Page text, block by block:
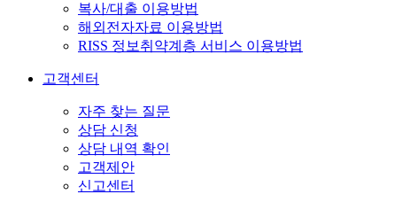
복사/대출 이용방법
해외전자자료 이용방법
RISS 정보취약계층 서비스 이용방법
고객센터
자주 찾는 질문
상담 신청
상담 내역 확인
고객제안
신고센터